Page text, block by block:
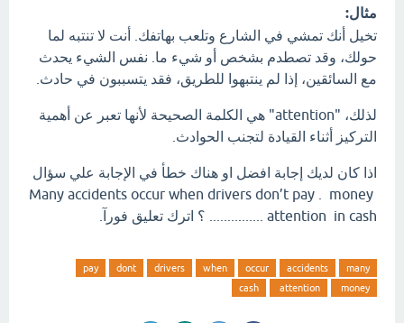
مثال:
تخيل أنك تمشي في الشارع وتلعب بهاتفك. أنت لا تنتبه لما
حولك، وقد تصطدم بشخص أو شيء ما. نفس الشيء يحدث
مع السائقين، إذا لم ينتبهوا للطريق، فقد يتسببون في حادث.
لذلك، "attention" هي الكلمة الصحيحة لأنها تعبر عن أهمية
التركيز أثناء القيادة لتجنب الحوادث.
اذا كان لديك إجابة افضل او هناك خطأ في الإجابة علي سؤال
Many accidents occur when drivers don’t pay . money
attention in cash ............... ؟ اترك تعليق فورآ.
many
accidents
occur
when
drivers
dont
pay
money
attention
cash